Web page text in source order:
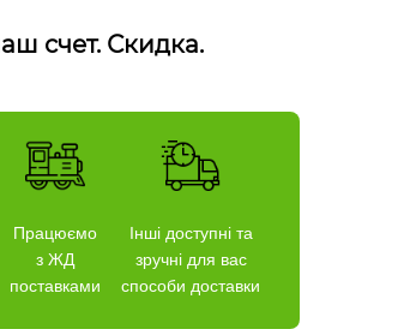
счет. Скидка.
Працюємо
з ЖД
поставками
Інші доступні та
зручні для вас
способи доставки